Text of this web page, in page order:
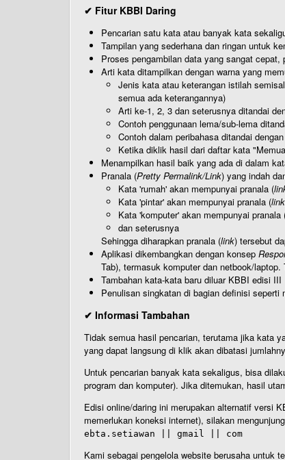
✔ Fitur KBBI Daring
Pencarian satu kata atau banyak kata
Tampilan yang sederhana dan ringan untuk
Proses pengambilan data yang sangat
Arti kata ditampilkan dengan warna yang
Jenis kata atau keterangan istilah
semua ada keterangannya)
Arti ke-1, 2, 3 dan seterusnya ditandai
Contoh penggunaan lema/sub-lema
Contoh dalam peribahasa ditandai
Ketika diklik hasil dari daftar kata
Menampilkan hasil baik yang ada di dalam
Pranala (Pretty Permalink/Link) yang indah
Kata 'rumah' akan mempunyai pranala (
Kata 'pintar' akan mempunyai pranala (link
Kata 'komputer' akan mempunyai pranala
dan seterusnya
Sehingga diharapkan pranala (link) tersebut
Aplikasi dikembangkan dengan konsep
Tab), termasuk komputer dan netbook/
Tambahan kata-kata baru diluar KBBI edisi III
Penulisan singkatan di bagian definisi
✔ Informasi Tambahan
Tidak semua hasil pencarian, terutama jika kata
yang dapat langsung di klik akan dibatasi
Untuk pencarian banyak kata sekaligus, bisa
program dan komputer). Jika ditemukan, hasil
Edisi online/daring ini merupakan alternatif versi
memerlukan koneksi internet), silakan
ebta.setiawan || gmail || com
Kami sebagai pengelola website berusaha untuk